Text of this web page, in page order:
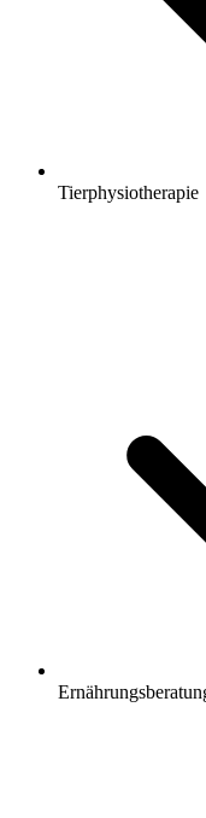
Tierphysiotherapie